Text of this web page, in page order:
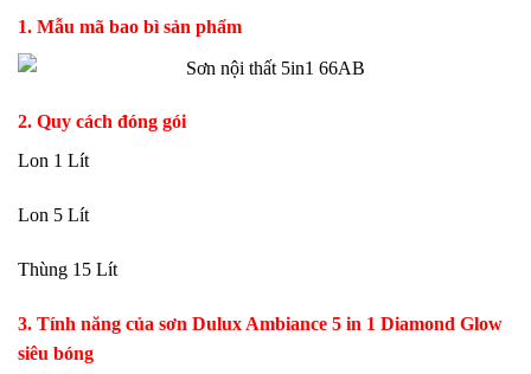
1. Mẫu mã bao bì sản phẩm
2. Quy cách đóng gói
Lon 1 Lít
Lon 5 Lít
Thùng 15 Lít
3. Tính năng của sơn Dulux Ambiance 5 in 1 Diamond Glow
siêu bóng